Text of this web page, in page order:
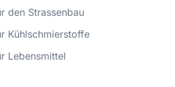
den Strassenbau
Kühlschmierstoffe
Lebensmittel